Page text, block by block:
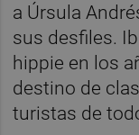
a Úrsula
sus desfiles.
hippie en los
destino de
turistas de